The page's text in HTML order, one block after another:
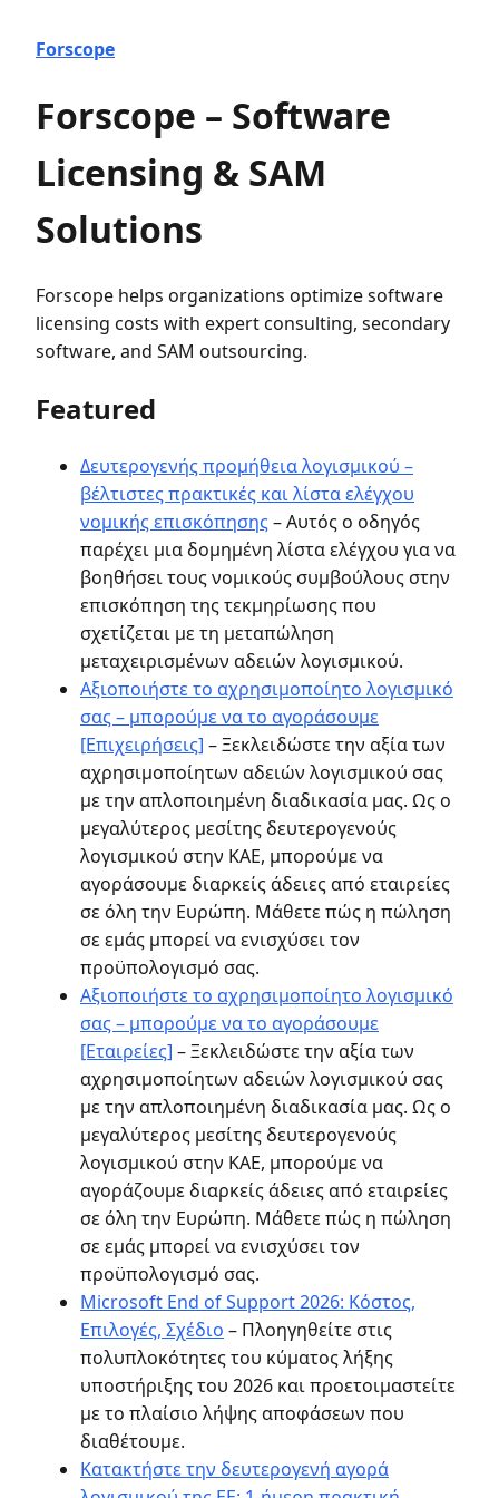
Forscope
Forscope – Software
Licensing & SAM
Solutions
Forscope helps organizations optimize software
licensing costs with expert consulting, secondary
software, and SAM outsourcing.
Featured
Δευτερογενής προμήθεια λογισμικού –
βέλτιστες πρακτικές και λίστα ελέγχου
νομικής επισκόπησης– Αυτός ο οδηγός
παρέχει μια δομημένη λίστα ελέγχου για να
βοηθήσει τους νομικούς συμβούλους στην
επισκόπηση της τεκμηρίωσης που
σχετίζεται με τη μεταπώληση
μεταχειρισμένων αδειών λογισμικού.
Αξιοποιήστε το αχρησιμοποίητο λογισμικό
σας – μπορούμε να το αγοράσουμε
[Επιχειρήσεις] – Ξεκλειδώστε την αξία των
αχρησιμοποίητων αδειών λογισμικού σας
με την απλοποιημένη διαδικασία μας. Ως ο
μεγαλύτερος μεσίτης δευτερογενούς
λογισμικού στην ΚΑΕ, μπορούμε να
αγοράσουμε διαρκείς άδειες από εταιρείες
σε όλη την Ευρώπη. Μάθετε πώς η πώληση
σε εμάς μπορεί να ενισχύσει τον
προϋπολογισμό σας.
Αξιοποιήστε το αχρησιμοποίητο λογισμικό
σας – μπορούμε να το αγοράσουμε
[Εταιρείες] – Ξεκλειδώστε την αξία των
αχρησιμοποίητων αδειών λογισμικού σας
με την απλοποιημένη διαδικασία μας. Ως ο
μεγαλύτερος μεσίτης δευτερογενούς
λογισμικού στην ΚΑΕ, μπορούμε να
αγοράζουμε διαρκείς άδειες από εταιρείες
σε όλη την Ευρώπη. Μάθετε πώς η πώληση
σε εμάς μπορεί να ενισχύσει τον
προϋπολογισμό σας.
Microsoft End of Support 2026: Κόστος,
Επιλογές, Σχέδιο – Πλοηγηθείτε στις
πολυπλοκότητες του κύματος λήξης
υποστήριξης του 2026 και προετοιμαστείτε
με το πλαίσιο λήψης αποφάσεων που
διαθέτουμε.
Κατακτήστε την δευτερογενή αγορά